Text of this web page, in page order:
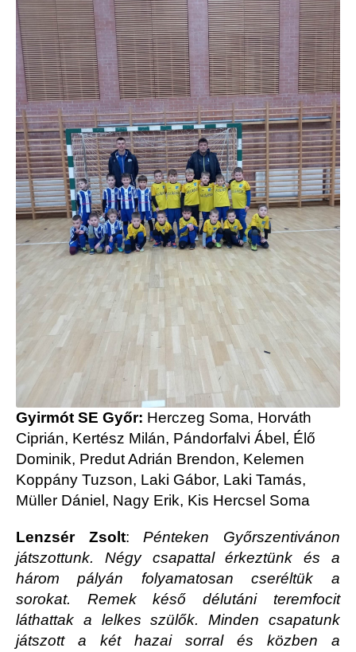
Gyirmót SE Győr: Herczeg Soma, Horváth
Ciprián, Kertész Milán, Pándorfalvi Ábel, Élő
Dominik, Predut Adrián Brendon, Kelemen
Koppány Tuzson, Laki Gábor, Laki Tamás,
Müller Dániel, Nagy Erik, Kis Hercsel Soma
Lenzsér Zsolt:Pénteken Győrszentivánon
játszottunk. Négy csapattal érkeztünk és a
három pályán folyamatosan cseréltük a
sorokat. Remek késő délutáni teremfocit
láthattak a lelkes szülők. Minden csapatunk
játszott a két hazai sorral és közben a